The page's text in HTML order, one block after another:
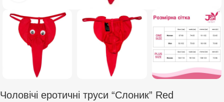
Чоловічі еротичні труси “Слоник” Red